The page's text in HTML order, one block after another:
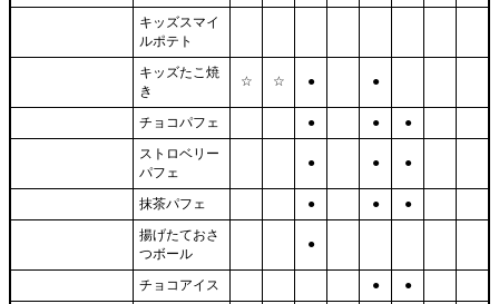
キッズスマイ
ルポテト
キッズたこ焼
き
☆ ☆ ● ●
チョコパフェ ● ●
●
ストロベリー
パフェ
● ● ●
抹茶パフェ ● ●
●
揚げたておさ
つボール
●
チョコアイス ● ●